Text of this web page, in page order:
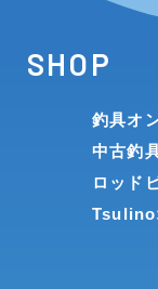
SHOP
釣具オ
中古釣
ロッド
Tsulino